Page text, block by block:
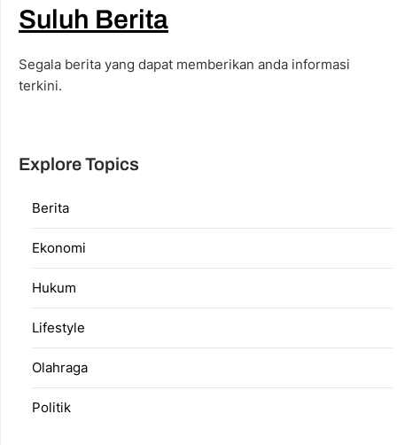
Suluh Berita
Segala berita yang dapat memberikan anda informasi
terkini.
Explore Topics
Berita
Ekonomi
Hukum
Lifestyle
Olahraga
Politik